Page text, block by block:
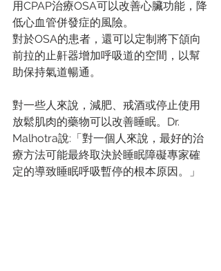
用CPAP治療OSA可以改善心臟功能，降
低心血管併發症的風險。
對於OSA的患者，還可以定制將下頜向
前拉的止鼾器增加呼吸道的空間，以幫
助保持氣道暢通。
對一些人來說，減肥、戒酒或停止使用
放鬆肌肉的藥物可以改善睡眠。Dr.
Malhotra說:「對一個人來說，最好的治
療方法可能最終取決於睡眠障礙專家確
定的導致睡眠呼吸暫停的根本原因。」